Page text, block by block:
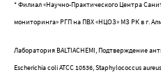
* Филиал «Научно-Практического Центра
мониторинга» РГП на ПВХ «НЦОЗ» МЗ РК в г.
Лаборатория BALTIACHEMI, Подтверждение
Escherichia coli ATCC 10536, Staphylococcus